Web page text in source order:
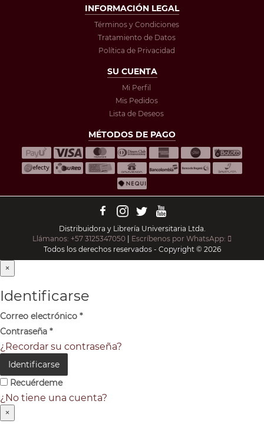
INFORMACIÓN LEGAL
Términos y Condiciones
Tratamiento de Datos
Política de Privacidad
SU CUENTA
Mi Perfil
Mis Pedidos
Lista de Deseos
MÉTODOS DE PAGO
Distribuidora y Librería Universitaria Ltda.
Llámanos: +57 3125347050 | Escríbenos por WhatsApp:
Todos los derechos reservados - Copyright © 2026
×
Identificarse
Correo electrónico *
Contraseña *
¿Recordar su contraseña?
Identificarse
Recuérdeme
¿No tiene una cuenta?
×